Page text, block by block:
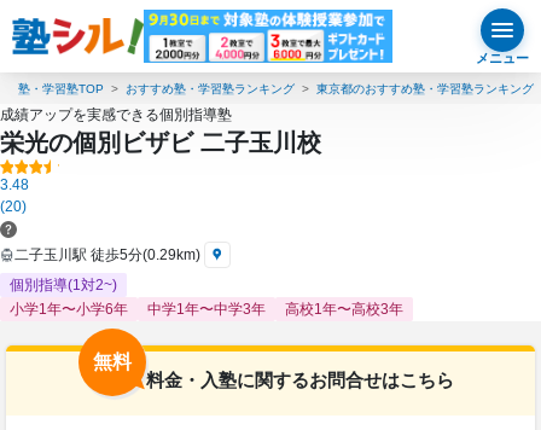
メニュー
塾・学習塾TOP おすすめ塾・学習塾ランキング 東京都のおすすめ塾・学習塾ランキング
成績アップを実感できる個別指導塾
栄光の個別ビザビ 二子玉川校
3.48
(20)
二子玉川駅 徒歩5分(0.29km)
個別指導(1対2~)
小学1年〜小学6年
中学1年〜中学3年 高校1年〜高校3年
無料
料金・入塾に関するお問合せはこちら